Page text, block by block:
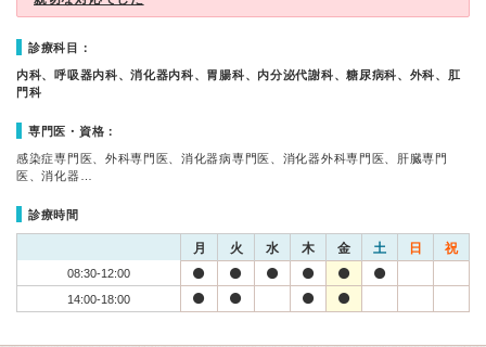
診療科目：
内科、呼吸器内科、消化器内科、胃腸科、内分泌代謝科、糖尿病科、外科、肛
門科
専門医・資格：
感染症専門医、外科専門医、消化器病専門医、消化器外科専門医、肝臓専門
医、消化器…
診療時間
月 火 水 木 金 土 日 祝
08:30-12:00
14:00-18:00